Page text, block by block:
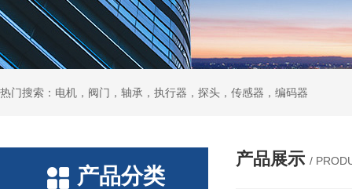
热门搜索：电机，阀门，轴承，执行器，探头，传感器，编码器
产品分类
产品展示 /